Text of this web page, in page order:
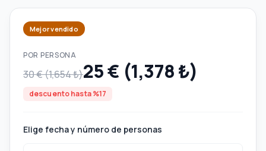
Mejor vendido
POR PERSONA
30 € (1,654 ₺)25 € (1,378 ₺)
descuento hasta %17
Elige fecha y número de personas